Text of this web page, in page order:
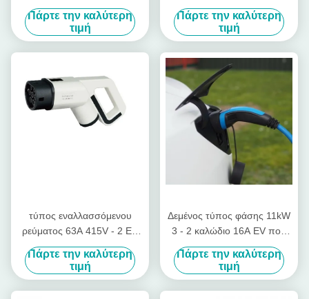
συγκεντρώστε τον τύπο -
θηλυκό βούλωμα 2
Πάρτε την καλύτερη
τιμή
γρήγορο θηλυκό βούλωμα
χρέωσης 2
Πάρτε την καλύτερη
τιμή
τύπος εναλλασσόμενου
ρεύματος 63A 415V - 2 EV
που χρεώνει στο IEC 62196
καλωδίων το βούλωμα
γρήγορα χρέωσης
Πάρτε την καλύτερη
τιμή
Δεμένος τύπος φάσης 11kW
3 - 2 καλώδιο 16A EV που
χρεώνει τον τυποποιημένο
συνδετήρα
Πάρτε την καλύτερη
τιμή